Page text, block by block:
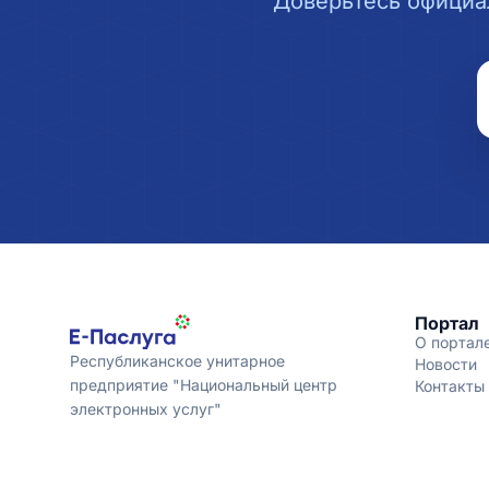
Республиканское унитарное
предприятие "Национальный центр
электронных услуг"
Портал
О
Новости
Контакты